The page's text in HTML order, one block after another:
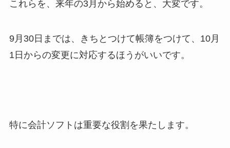
これらを、来年の3月から始めると、大変です。
9月30日までは、きちとつけて帳簿をつけて、10月
1日からの変更に対応するほうがいいです。
特に会計ソフトは重要な役割を果たします。